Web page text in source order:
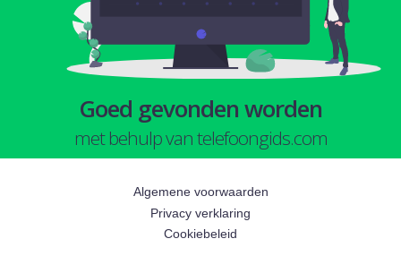
Goed gevonden worden
met behulp van telefoongids.com
Algemene voorwaarden
Privacy verklaring
Cookiebeleid